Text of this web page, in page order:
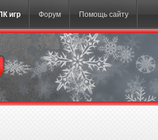
игр Форум Помощь сайту